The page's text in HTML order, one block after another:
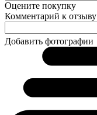
Оцените покупку
Комментарий к отзыву
Добавить фотографии